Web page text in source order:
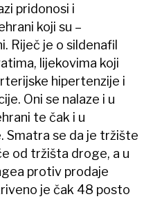
pridonosi i
koji su –
Riječ je o sildenafil
lijekovima koji
hipertenzije i
Oni se nalaze i u
te čak i u
Smatra se da je tržište
od tržišta droge, a u
protiv prodaje
je čak 48 posto